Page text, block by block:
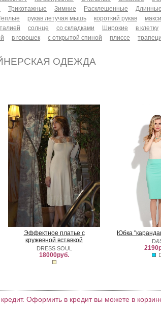
Трикотажные Зимние Расклешенные Длинные
рукав летучая мышь короткий рукав макси
солнце со складками Широкие в клетку
в горошек с открытой спиной плиссе
ОДЕЖДА
Эффектное платье с
кружевной вставкой
DRESS SOUL
18000руб.
Юбка
Оформить в кредит вы можете в